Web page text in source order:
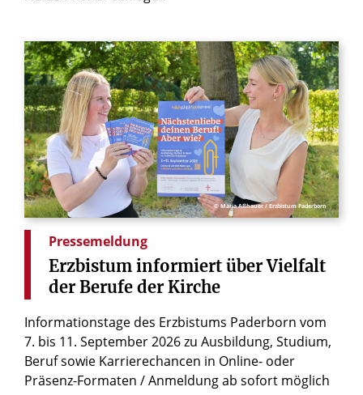
© Maria Aßhauer / Erzbistum Paderborn
Pressemeldung
Erzbistum informiert über Vielfalt
der Berufe der Kirche
Informationstage des Erzbistums Paderborn vom
7. bis 11. September 2026 zu Ausbildung, Studium,
Beruf sowie Karrierechancen in Online- oder
Präsenz-Formaten / Anmeldung ab sofort möglich